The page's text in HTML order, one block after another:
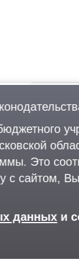
трасса
Это
с сайтом,
данных и